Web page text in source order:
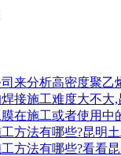
来分析高密度聚
接施工难度大不
在施工或者使用中
方法有哪些?昆明
方法有哪些?看看